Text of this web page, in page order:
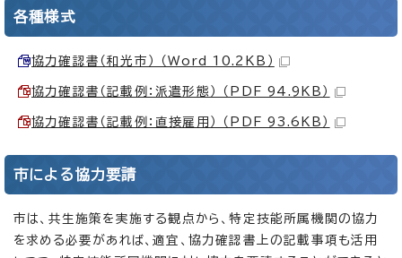
各種様式
協力確認書（和光市） （Word 10.2KB）
協力確認書（記載例：派遣形態） （PDF 94.9KB）
協力確認書（記載例：直接雇用） （PDF 93.6KB）
市による協力要請
市は、共生施策を実施する観点から、特定技能所属機関の協力
を求める必要があれば、適宜、協力確認書上の記載事項も活用